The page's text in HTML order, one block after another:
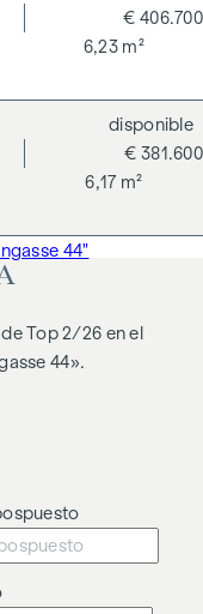
El contrato es
GmbH,
así como los
relación familiar
mediar.
6,23 m²
€ 406.700
6,17 m²
€ 381.600
disponible
44"
Top 2/26 en el
44».